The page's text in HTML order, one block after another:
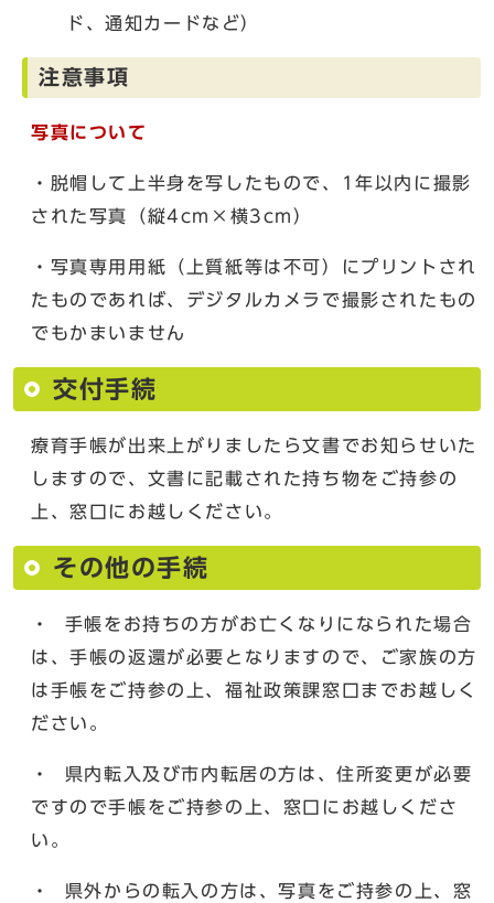
ド、通知カードなど）
注意事項
写真について
・脱帽して上半身を写したもので、1年以内に撮影
された写真（縦4cm×横3cm）
・写真専用用紙（上質紙等は不可）にプリントされ
たものであれば、デジタルカメラで撮影されたもの
でもかまいません
交付手続
療育手帳が出来上がりましたら文書でお知らせいた
しますので、文書に記載された持ち物をご持参の
上、窓口にお越しください。
その他の手続
・ 手帳をお持ちの方がお亡くなりになられた場合
は、手帳の返還が必要となりますので、ご家族の方
は手帳をご持参の上、福祉政策課窓口までお越しく
ださい。
・ 県内転入及び市内転居の方は、住所変更が必要
ですので手帳をご持参の上、窓口にお越しくださ
い。
・ 県外からの転入の方は、写真をご持参の上、窓